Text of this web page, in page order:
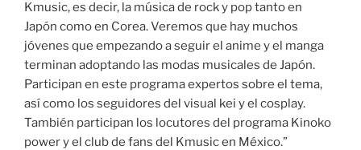
Kmusic, es decir, la música de rock y pop tanto en
Japón como en Corea. Veremos que hay muchos
jóvenes que empezando a seguir el anime y el manga
terminan adoptando las modas musicales de Japón.
Participan en este programa expertos sobre el tema,
así como los seguidores del visual kei y el cosplay.
También participan los locutores del programa Kinoko
power y el club de fans del Kmusic en México.”